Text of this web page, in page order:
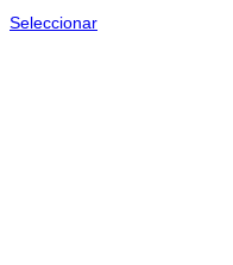
Seleccionar